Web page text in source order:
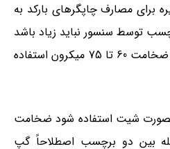
برای مصارف چاپگرهای بارکد به
توسط سنسور نباید زیاد باشد
و معمولاً برای این مصارف با ضخامت 60 تا 75 میکرون استفاده
بصورت شیت استفاده شود ضخامت
بین دو برچسب اصطلاحاً گپ